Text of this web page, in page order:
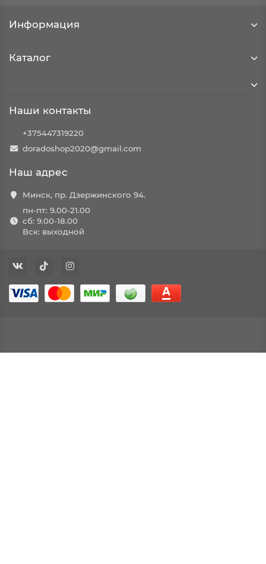
Информация
Каталог
Наши контакты
+375447319220
doradoshop2020@gmail.com
Наш адрес
Минск, пр. Дзержинского 94.
пн-пт: 9.00-21.00
сб: 9.00-18.00
Вск: выходной